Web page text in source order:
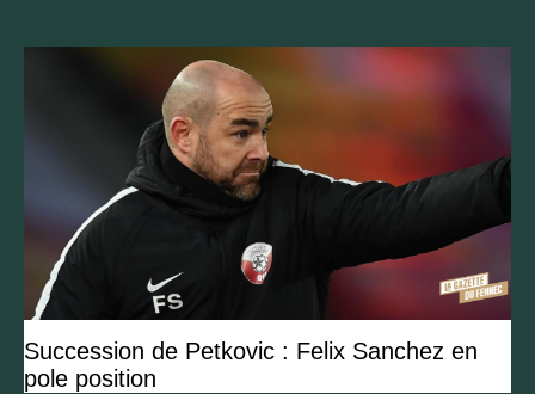
Succession de Petkovic : Felix Sanchez en
pole position